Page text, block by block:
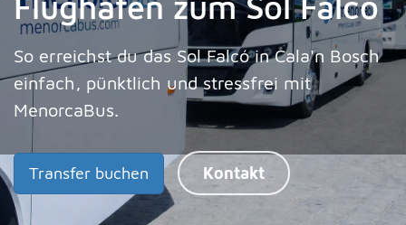
So erreichst du das Sol Falcó in Cala'n Bosch
einfach, pünktlich und stressfrei mit
MenorcaBus.
Transfer buchen Kontakt